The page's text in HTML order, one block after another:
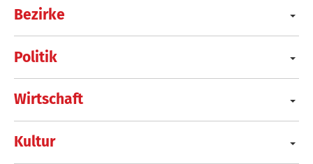
Bezirke
Politik
Wirtschaft
Kultur